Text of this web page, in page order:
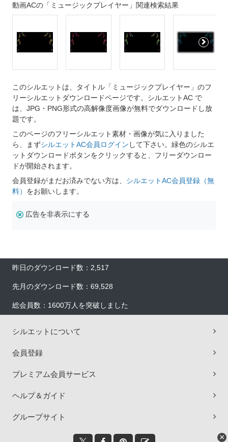
動画ACの「ミュージックプレイヤー」関連検索結果
このシルエットは、タイトル「ミュージックプレイヤー」のフ
リーシルエットダウンロードページです。シルエットAC で
は、JPG・PNG形式の高解像度画像が無料でダウンロードし放
題です。
このページのフリーシルエット素材・画像が気に入りました
ら、まずシルエットAC会員ログイン して下さい。緑色のシルエ
ットダウンロードボタンをクリックすると、フリーダウンロー
ドが開始されます。
会員登録がまだお済みでない方は、 シルエットAC会員登録（無
料） をお願いします。
広告を非表示にする
昨日のダウンロード数：2,517
先月のダウンロード数：69,528
総会員数：1600万人を突破しました
シルエットについて
会員登録
プレミアム会員サービス
ヘルプ＆ガイド
グループサイト
×